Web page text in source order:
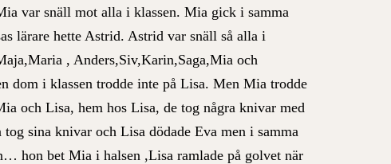
var snäll mot alla i klassen. Mia gick i samma
lärare hette Astrid. Astrid var snäll så alla i
, Anders,Siv,Karin,Saga,Mia och
dom i klassen trodde inte på Lisa. Men Mia trodde
och Lisa, hem hos Lisa, de tog några knivar med
sina knivar och Lisa dödade Eva men i samma
hon bet Mia i halsen ,Lisa ramlade på golvet när